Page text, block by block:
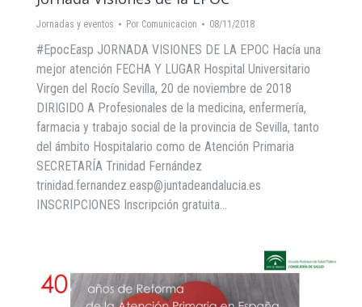
Jornadas y eventos Por Comunicacion 08/11/2018
#EpocEasp JORNADA VISIONES DE LA EPOC Hacía una
mejor atención FECHA Y LUGAR Hospital Universitario
Virgen del Rocío Sevilla, 20 de noviembre de 2018
DIRIGIDO A Profesionales de la medicina, enfermería,
farmacia y trabajo social de la provincia de Sevilla, tanto
del ámbito Hospitalario como de Atención Primaria
SECRETARÍA Trinidad Fernández
trinidad.fernandez.easp@juntadeandalucia.es
INSCRIPCIONES Inscripción gratuita…